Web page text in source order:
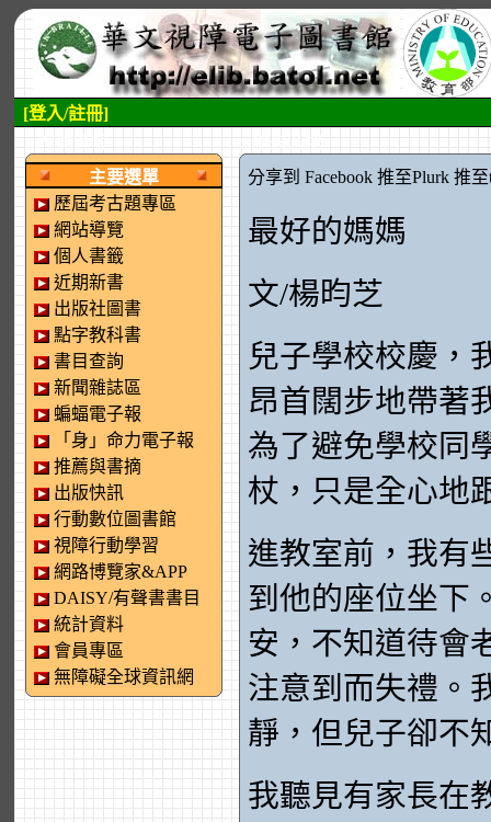
[登入/註冊]
主要選單
歷屆考古題專區
網站導覽
個人書籤
近期新書
出版社圖書
點字教科書
書目查詢
新聞雜誌區
蝙蝠電子報
「身」命力電子報
推薦與書摘
出版快訊
行動數位圖書館
視障行動學習
網路博覽家&APP
DAISY/有聲書書目
統計資料
會員專區
無障礙全球資訊網
分享到 Facebook 推至Plurk 推
最好的媽媽
文/楊昀芝
兒子學校校慶，
昂首闊步地帶著
為了避免學校同
杖，只是全心地
進教室前，我有
到他的座位坐下
安，不知道待會
注意到而失禮。
靜，但兒子卻不
我聽見有家長在